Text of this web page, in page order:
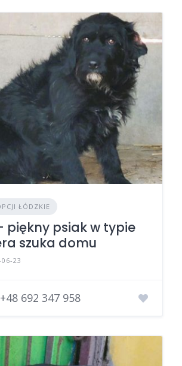
ŁÓDZKIE
piękny psiak w typie
szuka domu
23
+48 692 347 958